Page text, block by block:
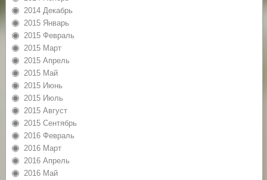
2014 Декабрь
2015 Январь
2015 Февраль
2015 Март
2015 Апрель
2015 Май
2015 Июнь
2015 Июль
2015 Август
2015 Сентябрь
2016 Февраль
2016 Март
2016 Апрель
2016 Май